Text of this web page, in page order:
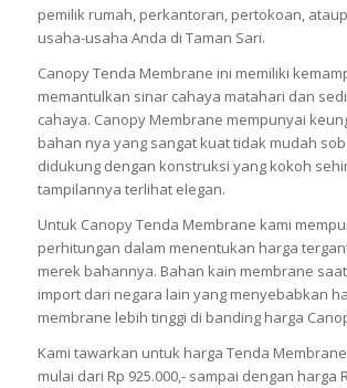
pemilik rumah, perkantoran, pertokoan,
usaha-usaha Anda di Taman Sari.
Canopy Tenda Membrane ini memiliki
memantulkan sinar cahaya matahari dan
cahaya. Canopy Membrane mempunyai
bahan nya yang sangat kuat tidak mudah
didukung dengan konstruksi yang kokoh
tampilannya terlihat elegan.
Untuk Canopy Tenda Membrane kami
perhitungan dalam menentukan harga
merek bahannya. Bahan kain membrane
import dari negara lain yang menyebabkan
membrane lebih tinggi di banding harga
Kami tawarkan untuk harga Tenda
mulai dari Rp 925.000,- sampai dengan harga